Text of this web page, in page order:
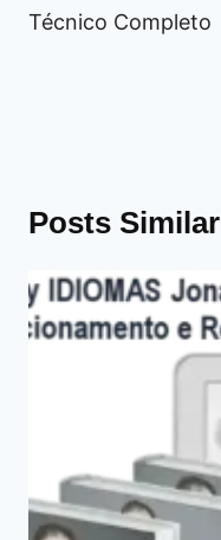
Técnico Completo
Posts